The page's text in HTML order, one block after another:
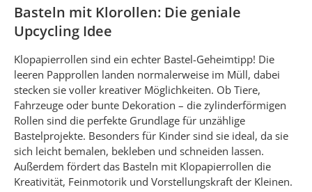
Basteln mit Klorollen: Die geniale
Upcycling Idee
Klopapierrollen sind ein echter Bastel-Geheimtipp! Die
leeren Papprollen landen normalerweise im Müll, dabei
stecken sie voller kreativer Möglichkeiten. Ob Tiere,
Fahrzeuge oder bunte Dekoration – die zylinderförmigen
Rollen sind die perfekte Grundlage für unzählige
Bastelprojekte. Besonders für Kinder sind sie ideal, da sie
sich leicht bemalen, bekleben und schneiden lassen.
Außerdem fördert das Basteln mit Klopapierrollen die
Kreativität, Feinmotorik und Vorstellungskraft der Kleinen.